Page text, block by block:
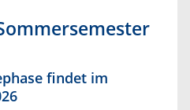
findet im